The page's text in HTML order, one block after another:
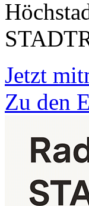
Jetzt
Zu den